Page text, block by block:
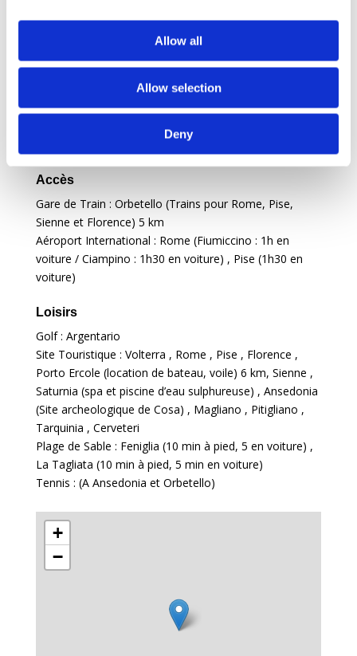
Allow all
Allow selection
Deny
Situation
Village le plus proche : Orbetello
7 km
Accès
Gare de Train : Orbetello (Trains pour Rome, Pise,
Sienne et Florence) 5 km
Aéroport International : Rome (Fiumiccino : 1h en
voiture / Ciampino : 1h30 en voiture) , Pise (1h30 en
voiture)
Loisirs
Golf : Argentario
Site Touristique : Volterra , Rome , Pise , Florence ,
Porto Ercole (location de bateau, voile) 6 km, Sienne ,
Saturnia (spa et piscine d’eau sulphureuse) , Ansedonia
(Site archeologique de Cosa) , Magliano , Pitigliano ,
Tarquinia , Cerveteri
Plage de Sable : Feniglia (10 min à pied, 5 en voiture) ,
La Tagliata (10 min à pied, 5 min en voiture)
Tennis : (A Ansedonia et Orbetello)
+
−